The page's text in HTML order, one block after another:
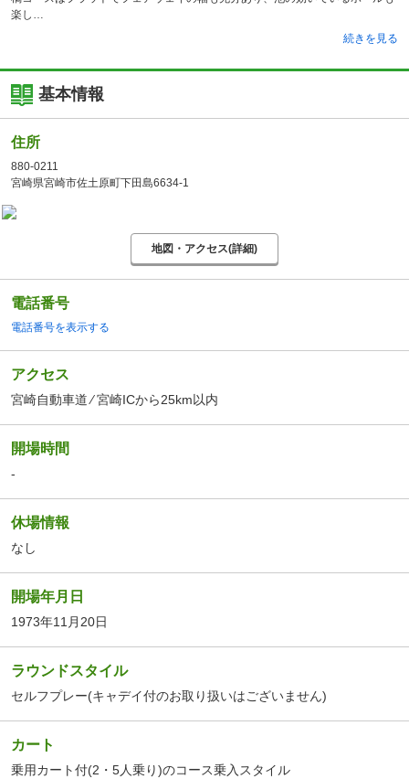
楽し
続きを見る
基本情報
住所
880-0211
宮崎県宮崎市佐土原町下田島6634-1
地図・アクセス(詳細)
電話番号
電話番号を表示する
アクセス
宮崎自動車道 ⁄ 宮崎ICから25km以内
開場時間
-
休場情報
なし
開場年月日
1973年11月20日
ラウンドスタイル
セルフプレー(キャデイ付のお取り扱いはございません)
カート
乗用カート付(2・5人乗り)のコース乗入スタイル